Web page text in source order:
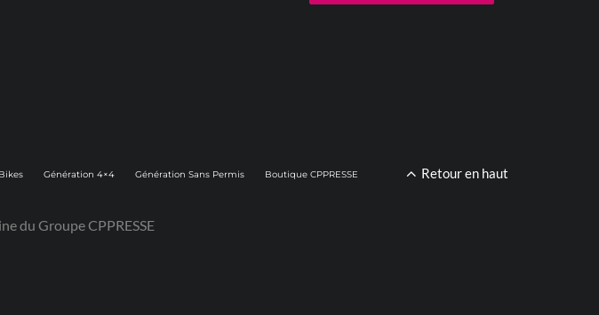
Génération 4×4 Génération Sans Permis Boutique CPPRESSE Retour en haut
du Groupe CPPRESSE